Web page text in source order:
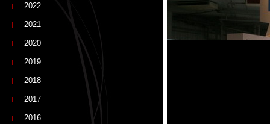
2022
2021
2020
2019
2018
2017
2016